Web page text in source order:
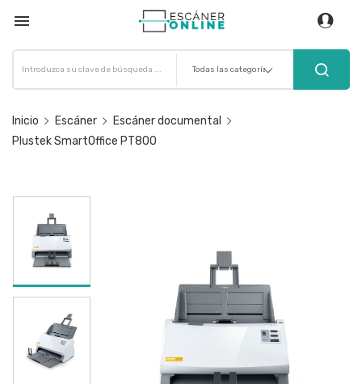

Inicio Escáner
Escáner documental
Plustek SmartOffice PT800